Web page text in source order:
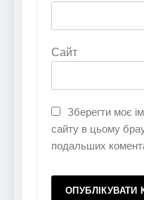
Сайт
Зберегти моє
сайту в цьому
подальших